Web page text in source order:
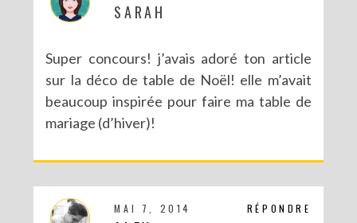
SARAH
Super concours! j’avais adoré ton article
sur la déco de table de Noël! elle m’avait
beaucoup inspirée pour faire ma table de
mariage (d’hiver)!
RÉPONDRE
MAI 7, 2014